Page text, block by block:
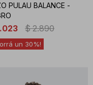
PULAU BALANCE -
$ 2.890
30